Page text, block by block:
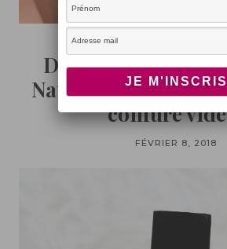
Dark and Lovely
Naturale (Revue
coiffure
FÉVRIER 8, 2018